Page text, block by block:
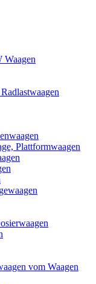
Waagen
Plattformwaagen
vom Waagen